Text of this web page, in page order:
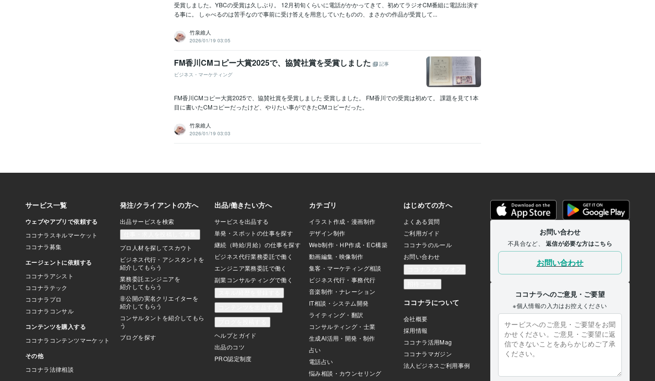
受賞しました。YBCの受賞は久しぶり。 12月初旬くらいに電話がかかってきて、初めてラジオCM番組に電話出演す
る事に。 しゃべるのは苦手なので事前に受け答えを用意していたものの、まさかの作品が受賞して...
竹泉維人
2026/01/19 03:05
FM香川CMコピー大賞2025で、協賛社賞を受賞しました
記事
ビジネス・マーケティング
FM香川CMコピー大賞2025で、協賛社賞を受賞しました 受賞しました。 FM香川での受賞は初めて。 課題を見て1本
目に書いたCMコピーだったけど、やりたい事ができたCMコピーだった。
竹泉維人
2026/01/19 03:03